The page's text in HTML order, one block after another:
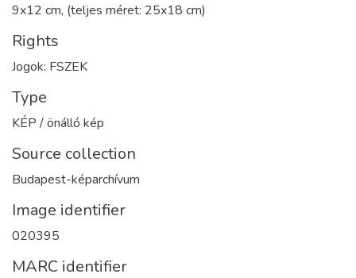
9x12 cm, (teljes méret: 25x18 cm)
Rights
Jogok: FSZEK
Type
KÉP / önálló kép
Source collection
Budapest-képarchívum
Image identifier
020395
MARC identifier